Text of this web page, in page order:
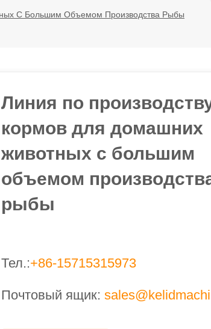
С Большим Объемом Производства Рыбы
Линия по
кормов для домашних
животных с большим
объемом
рыбы
Тел.:+86-15715315973
Почтовый ящик: